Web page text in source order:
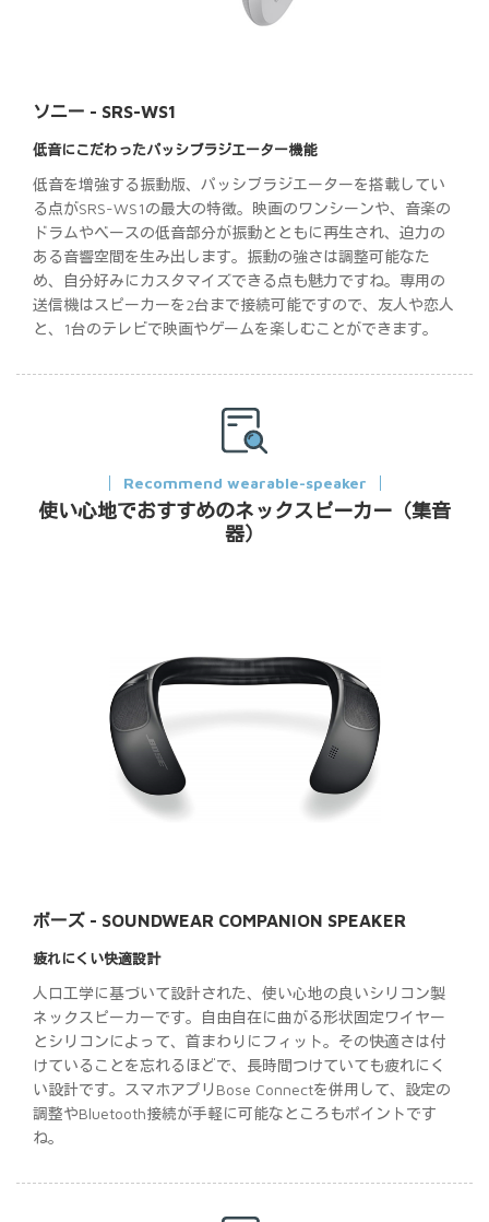
ソニー - SRS-WS1
低音にこだわったパッシブラジエーター機能
低音を増強する振動版、パッシブラジエーターを搭載してい
る点がSRS-WS1の最大の特徴。映画のワンシーンや、音楽の
ドラムやベースの低音部分が振動とともに再生され、迫力の
ある音響空間を生み出します。振動の強さは調整可能なた
め、自分好みにカスタマイズできる点も魅力ですね。専用の
送信機はスピーカーを2台まで接続可能ですので、友人や恋人
と、1台のテレビで映画やゲームを楽しむことができます。
Recommend wearable-speaker
使い心地でおすすめのネックスピーカー（集音
器）
ボーズ - SOUNDWEAR COMPANION SPEAKER
疲れにくい快適設計
人口工学に基づいて設計された、使い心地の良いシリコン製
ネックスピーカーです。自由自在に曲がる形状固定ワイヤー
とシリコンによって、首まわりにフィット。その快適さは付
けていることを忘れるほどで、長時間つけていても疲れにく
い設計です。スマホアプリBose Connectを併用して、設定の
調整やBluetooth接続が手軽に可能なところもポイントです
ね。